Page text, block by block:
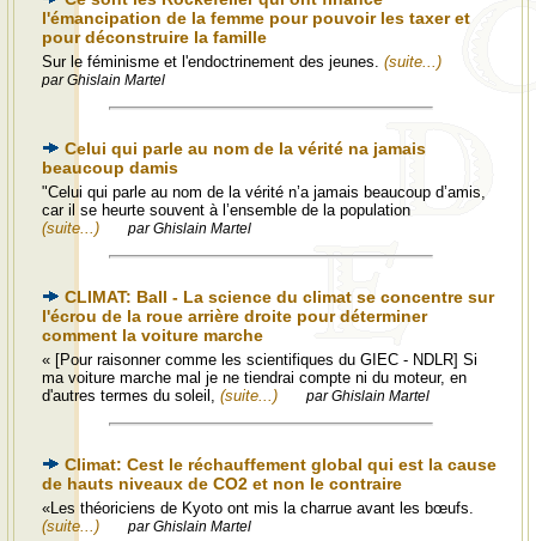
l'émancipation de la femme pour pouvoir les taxer et
pour déconstruire la famille
Sur le féminisme et l'endoctrinement des jeunes. (suite...)
par Ghislain Martel
Celui qui parle au nom de la vérité na jamais
beaucoup damis
"Celui qui parle au nom de la vérité n’a jamais beaucoup d’amis,
car il se heurte souvent à l’ensemble de la population
(suite...)
par Ghislain Martel
CLIMAT: Ball - La science du climat se concentre sur
l'écrou de la roue arrière droite pour déterminer
comment la voiture marche
« [Pour raisonner comme les scientifiques du GIEC - NDLR] Si
ma voiture marche mal je ne tiendrai compte ni du moteur, en
d'autres termes du soleil, (suite...) par Ghislain Martel
Climat: Cest le réchauffement global qui est la cause
de hauts niveaux de CO2 et non le contraire
«Les théoriciens de Kyoto ont mis la charrue avant les bœufs.
(suite...)
par Ghislain Martel